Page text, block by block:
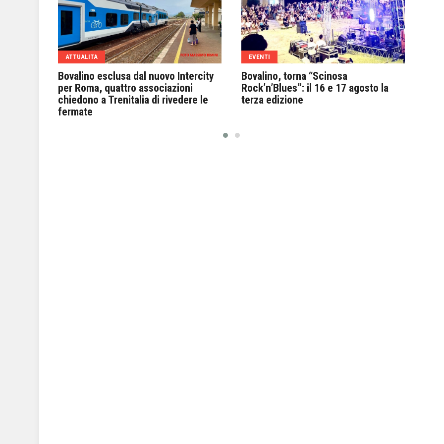
ATTUALITA
Bovalino esclusa dal nuovo Intercity
per Roma, quattro associazioni
chiedono a Trenitalia di rivedere le
fermate
EVENTI
Bovalino, torna “Scinosa
Rock’n’Blues”: il 16 e 17 agosto la
terza edizione